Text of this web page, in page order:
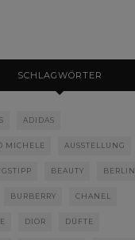
SCHLAGWÖRTER
ADIDAS
MICHELE AUSSTELLUNG
BEAUTY BERLIN
BURBERRY CHANEL
DIOR DÜFTE